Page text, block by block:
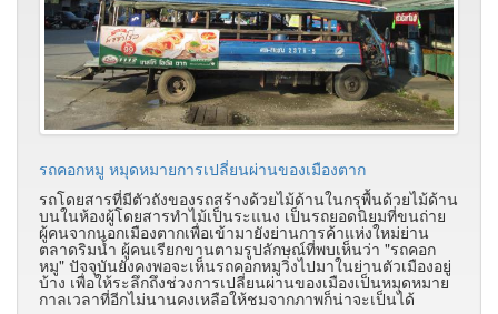
รถคอกหมู หมุดหมายการเปลี่ยนผ่านของเมืองตาก
รถโดยสารที่มีตัวถังของรถสร้างด้วยไม้ด้านในกรุพื้นด้วยไม้ด้าน
บนในห้องผู้โดยสารทำไม้เป็นระแนง เป็นรถยอดนิยมที่ขนถ่าย
ผู้คนจากนอกเมืองตากเพื่อเข้ามายังย่านการค้าแห่งใหม่ย่าน
ตลาดริมน้ำ ผู้คนเรียกขานตามรูปลักษณ์ที่พบเห็นว่า "รถคอก
หมู" ปัจจุบันยังคงพอจะเห็นรถคอกหมูวิ่งไปมาในย่านตัวเมืองอยู่
บ้าง เพื่อให้ระลึกถึงช่วงการเปลี่ยนผ่านของเมืองเป็นหมุดหมาย
กาลเวลาที่อีกไม่นานคงเหลือให้ชมจากภาพก็น่าจะเป็นได้